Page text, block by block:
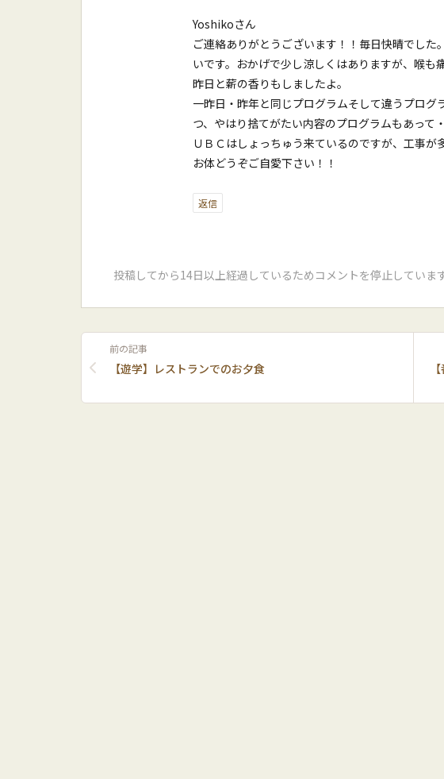
Yoshikoさん
ご連絡ありがとうございます！！毎日快晴でし
いです。おかげで少し涼しくはありますが、喉
昨日と薪の香りもしましたよ。
一昨日・昨年と同じプログラムそして違うプロ
つ、やはり捨てがたい内容のプログラムもあって
ＵＢＣはしょっちゅう来ているのですが、工事が
お体どうぞご自愛下さい！！
返信
投稿してから14日以上経過しているためコメントを停止しています
前の記事
【遊学】レストランでのお夕食